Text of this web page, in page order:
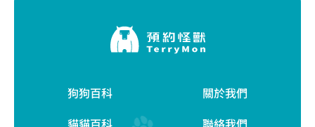
狗狗百科
貓貓百科
關於我們
聯絡我們